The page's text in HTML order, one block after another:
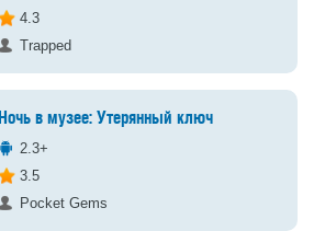
4.3
Trapped
Ночь в музее: Утерянный ключ
2.3+
3.5
Pocket Gems